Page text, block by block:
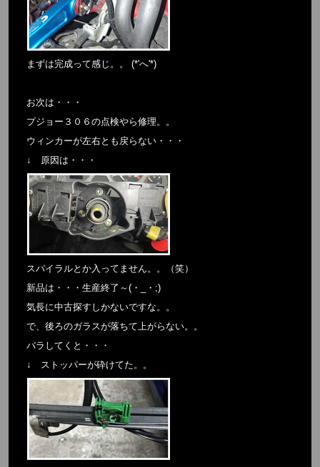
まずは完成って感じ。。 (*'へ'*)
お次は・・・
プジョー３０６の点検やら修理。。
ウィンカーが左右とも戻らない・・・
↓ 原因は・・・
スパイラルとか入ってません。。（笑）
新品は・・・生産終了～(・_・;)
気長に中古探すしかないですな。。
で、後ろのガラスが落ちて上がらない。。
バラしてくと・・・
↓ ストッパーが砕けてた。。